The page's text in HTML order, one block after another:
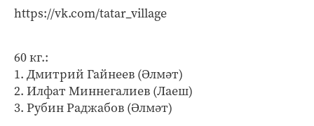
https://vk.com/tatar_village
60 кг.:
1. Дмитрий Гайнеев (Әлмәт)
2. Илфат Миннегалиев (Лаеш)
3. Рубин Раджабов (Әлмәт)